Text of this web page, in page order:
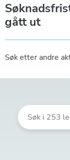
gått ut
Søk etter andre